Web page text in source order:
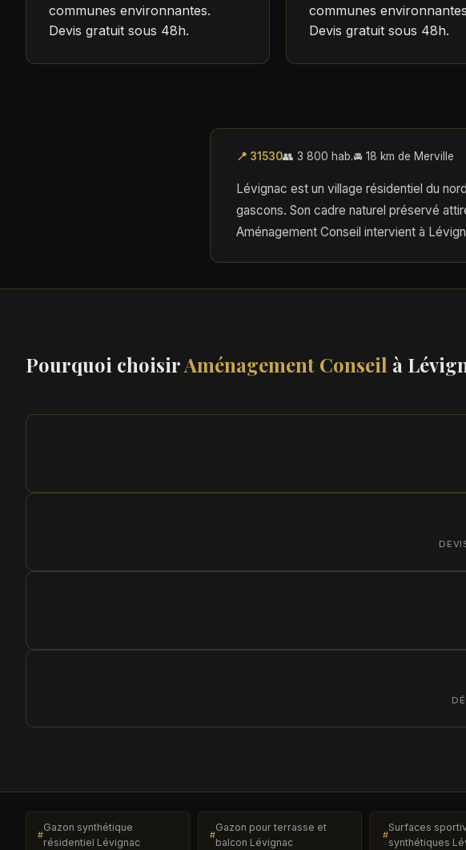
communes environnantes.
Devis gratuit sous 48h.
communes
Devis gratuit sous 48h.
📍 31530👥 3 800 hab.🚘 18 km de Merville
Lévignac est un village résidentiel du
gascons. Son cadre naturel préservé
Aménagement Conseil intervient à
Pourquoi choisirAménagement Conseil à
Gazon synthétique
résidentiel Lévignac
Gazon pour terrasse et
balcon Lévignac
Surfaces
synthétiques